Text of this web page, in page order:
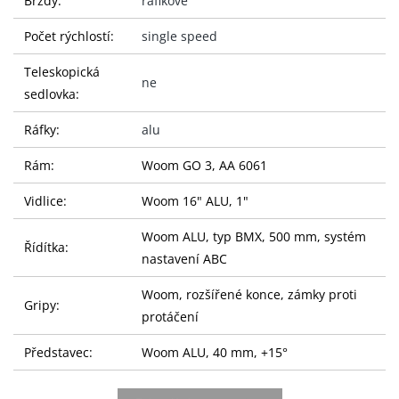
Počet rýchlostí: single speed
Teleskopická
sedlovka:
ne
Ráfky: alu
Rám: Woom GO 3, AA 6061
Vidlice: Woom 16" ALU, 1"
Řídítka:
Woom ALU, typ BMX, 500 mm, systém
nastavení ABC
Gripy:
Woom, rozšířené konce, zámky proti
protáčení
Představec: Woom ALU, 40 mm, +15°
Woom ALU, systém nastavení ABC